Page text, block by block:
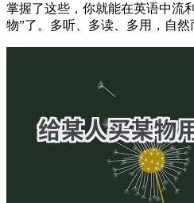
掌握了这些，你就能在英语中流
物”了。多听、多读、多用，自然